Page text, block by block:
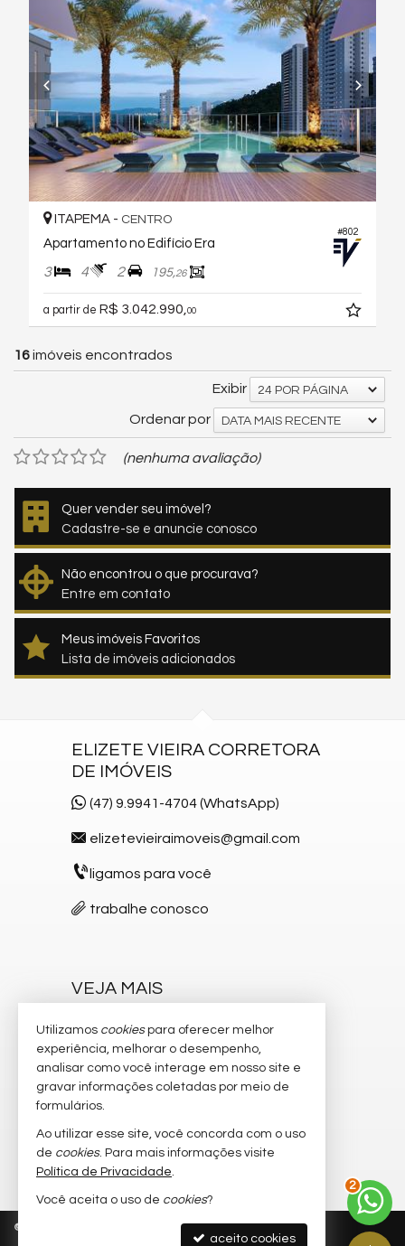
#802
ITAPEMA - CENTRO
Apartamento no Edifício Era
3 4 2 195,26
a partir de R$ 3.042.990, 00
16imóveis encontrados
Exibir 24 POR PÁGINA
Ordenar por DATA MAIS RECENTE
(nenhuma avaliação)
Quer vender seu imóvel?
Cadastre-se e anuncie conosco
Não encontrou o que procurava?
Entre em contato
Meus imóveis Favoritos
Lista de imóveis adicionados
ELIZETE VIEIRA CORRETORA
DE IMÓVEIS
(47) 9.9941-4704 (WhatsApp)
elizetevieiraimoveis@gmail.com
ligamos para você
trabalhe conosco
VEJA MAIS
indicadores financeiros
cadastre seu imóvel
imóveis favoritos
mapa de imóveis
© Política de Privacidade
3
Utilizamos cookiespara oferecer melhor
experiência, melhorar o desempenho,
analisar como você interage em nosso site e
gravar informações coletadas por meio de
formulários.
Ao utilizar esse site, você concorda com o uso
de cookies. Para mais informações visite
Política de Privacidade.
Você aceita o uso de cookies?
aceito cookies